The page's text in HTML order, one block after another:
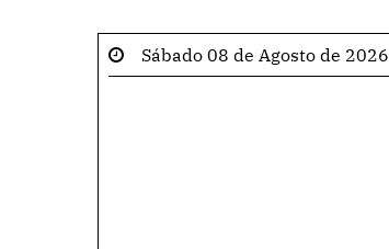
Sábado 08 de Agosto de 2026